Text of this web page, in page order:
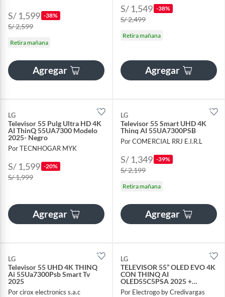
S/ 1,599 -38%
S/ 2,599
Retira mañana
Agregar
S/ 1,549 -38%
S/ 2,499
Retira mañana
Agregar
LG
Televisor 55 Pulg Ultra HD 4K
AI ThinQ 55UA7300 Modelo
2025- Negro
Por TECNHOGAR MYK
S/ 1,599 -20%
S/ 1,999
Agregar
LG
Televisor 55 Smart UHD 4K
Thinq AI 55UA7300PSB
Por COMERCIAL RRJ E.I.R.L
S/ 1,349 -39%
S/ 2,199
Retira mañana
Agregar
LG
Televisor 55 UHD 4K THINQ
Ai 55Ua7300Psb Smart Tv
2025
Por cirox electronics s.a.c
LG
TELEVISOR 55” OLED EVO 4K
CON THINQ AI
OLED55C5PSA 2025 +
PELOTA DE REGALO
Por Electrogo by Credivargas